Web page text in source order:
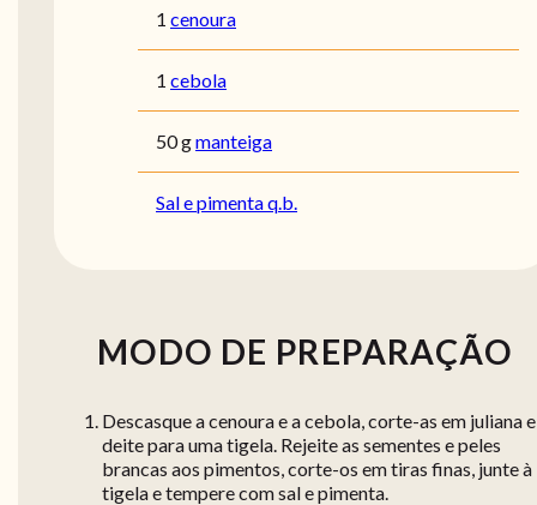
1 cenoura
1 cebola
50 gmanteiga
Sal e pimenta q.b.
MODO DE PREPARAÇÃO
Descasque a cenoura e a cebola, corte-as em juliana e
deite para uma tigela. Rejeite as sementes e peles
brancas aos pimentos, corte-os em tiras finas, junte à
tigela e tempere com sal e pimenta.